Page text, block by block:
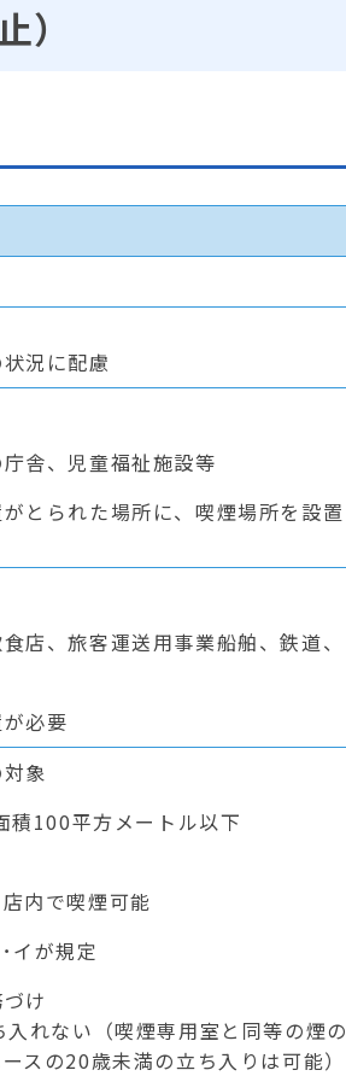
況に配慮
舎、児童福祉施設等
とられた場所に、喫煙場所を設置
店、旅客運送用事業船舶、鉄道、
必要
象
積100平方メートル以下
内で喫煙可能
イが規定
け
れない（喫煙専用室と同等の煙の
スの20歳未満の立ち入りは可能）